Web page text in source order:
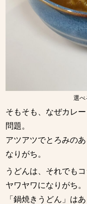
選べ
そもそも、なぜカレ
問題。
アツアツでとろみの
なりがち。
うどんは、それでも
ヤワヤワになりがち。
「鍋焼きうどん」は